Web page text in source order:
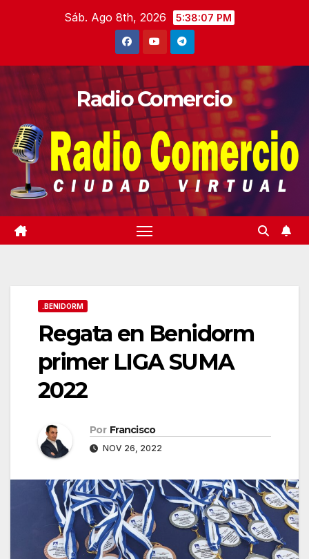
Sáb. Ago 8th, 2026 5:38:08 PM
Radio Comercio
.BENIDORM
Regata en Benidorm
primer LIGA SUMA
2022
Por Francisco
NOV 26, 2022